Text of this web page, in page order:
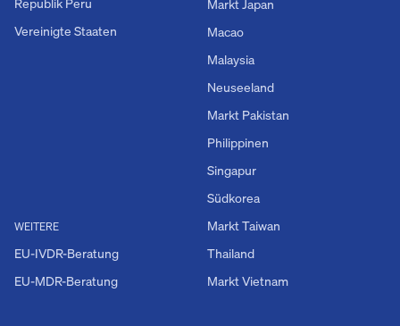
Vereinigte Staaten
WEITERE
EU-IVDR-Beratung
EU-MDR-Beratung
Markt Japan
Macao
Malaysia
Neuseeland
Markt Pakistan
Philippinen
Singapur
Südkorea
Markt Taiwan
Thailand
Markt Vietnam